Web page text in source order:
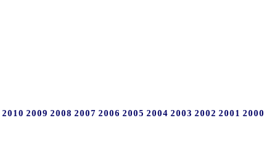
2010 2009 2008 2007 2006 2005 2004 2003 2002 2001 2000